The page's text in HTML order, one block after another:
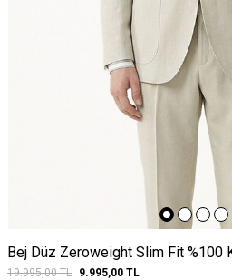
Bej Düz Zeroweight Slim Fit %100
19.995,00TL 9.995,00 TL